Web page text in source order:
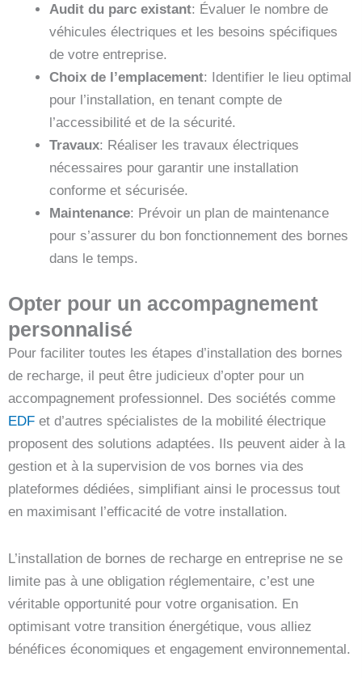
Audit du parc existant: Évaluer le nombre de
véhicules électriques et les besoins spécifiques
de votre entreprise.
Choix de l’emplacement: Identifier le lieu optimal
pour l’installation, en tenant compte de
l’accessibilité et de la sécurité.
Travaux: Réaliser les travaux électriques
nécessaires pour garantir une installation
conforme et sécurisée.
Maintenance: Prévoir un plan de maintenance
pour s’assurer du bon fonctionnement des bornes
dans le temps.
Opter pour un accompagnement
personnalisé
Pour faciliter toutes les étapes d’installation des bornes
de recharge, il peut être judicieux d’opter pour un
accompagnement professionnel. Des sociétés comme
EDF et d’autres spécialistes de la mobilité électrique
proposent des solutions adaptées. Ils peuvent aider à la
gestion et à la supervision de vos bornes via des
plateformes dédiées, simplifiant ainsi le processus tout
en maximisant l’efficacité de votre installation.
L’installation de bornes de recharge en entreprise ne se
limite pas à une obligation réglementaire, c’est une
véritable opportunité pour votre organisation. En
optimisant votre transition énergétique, vous alliez
bénéfices économiques et engagement environnemental.